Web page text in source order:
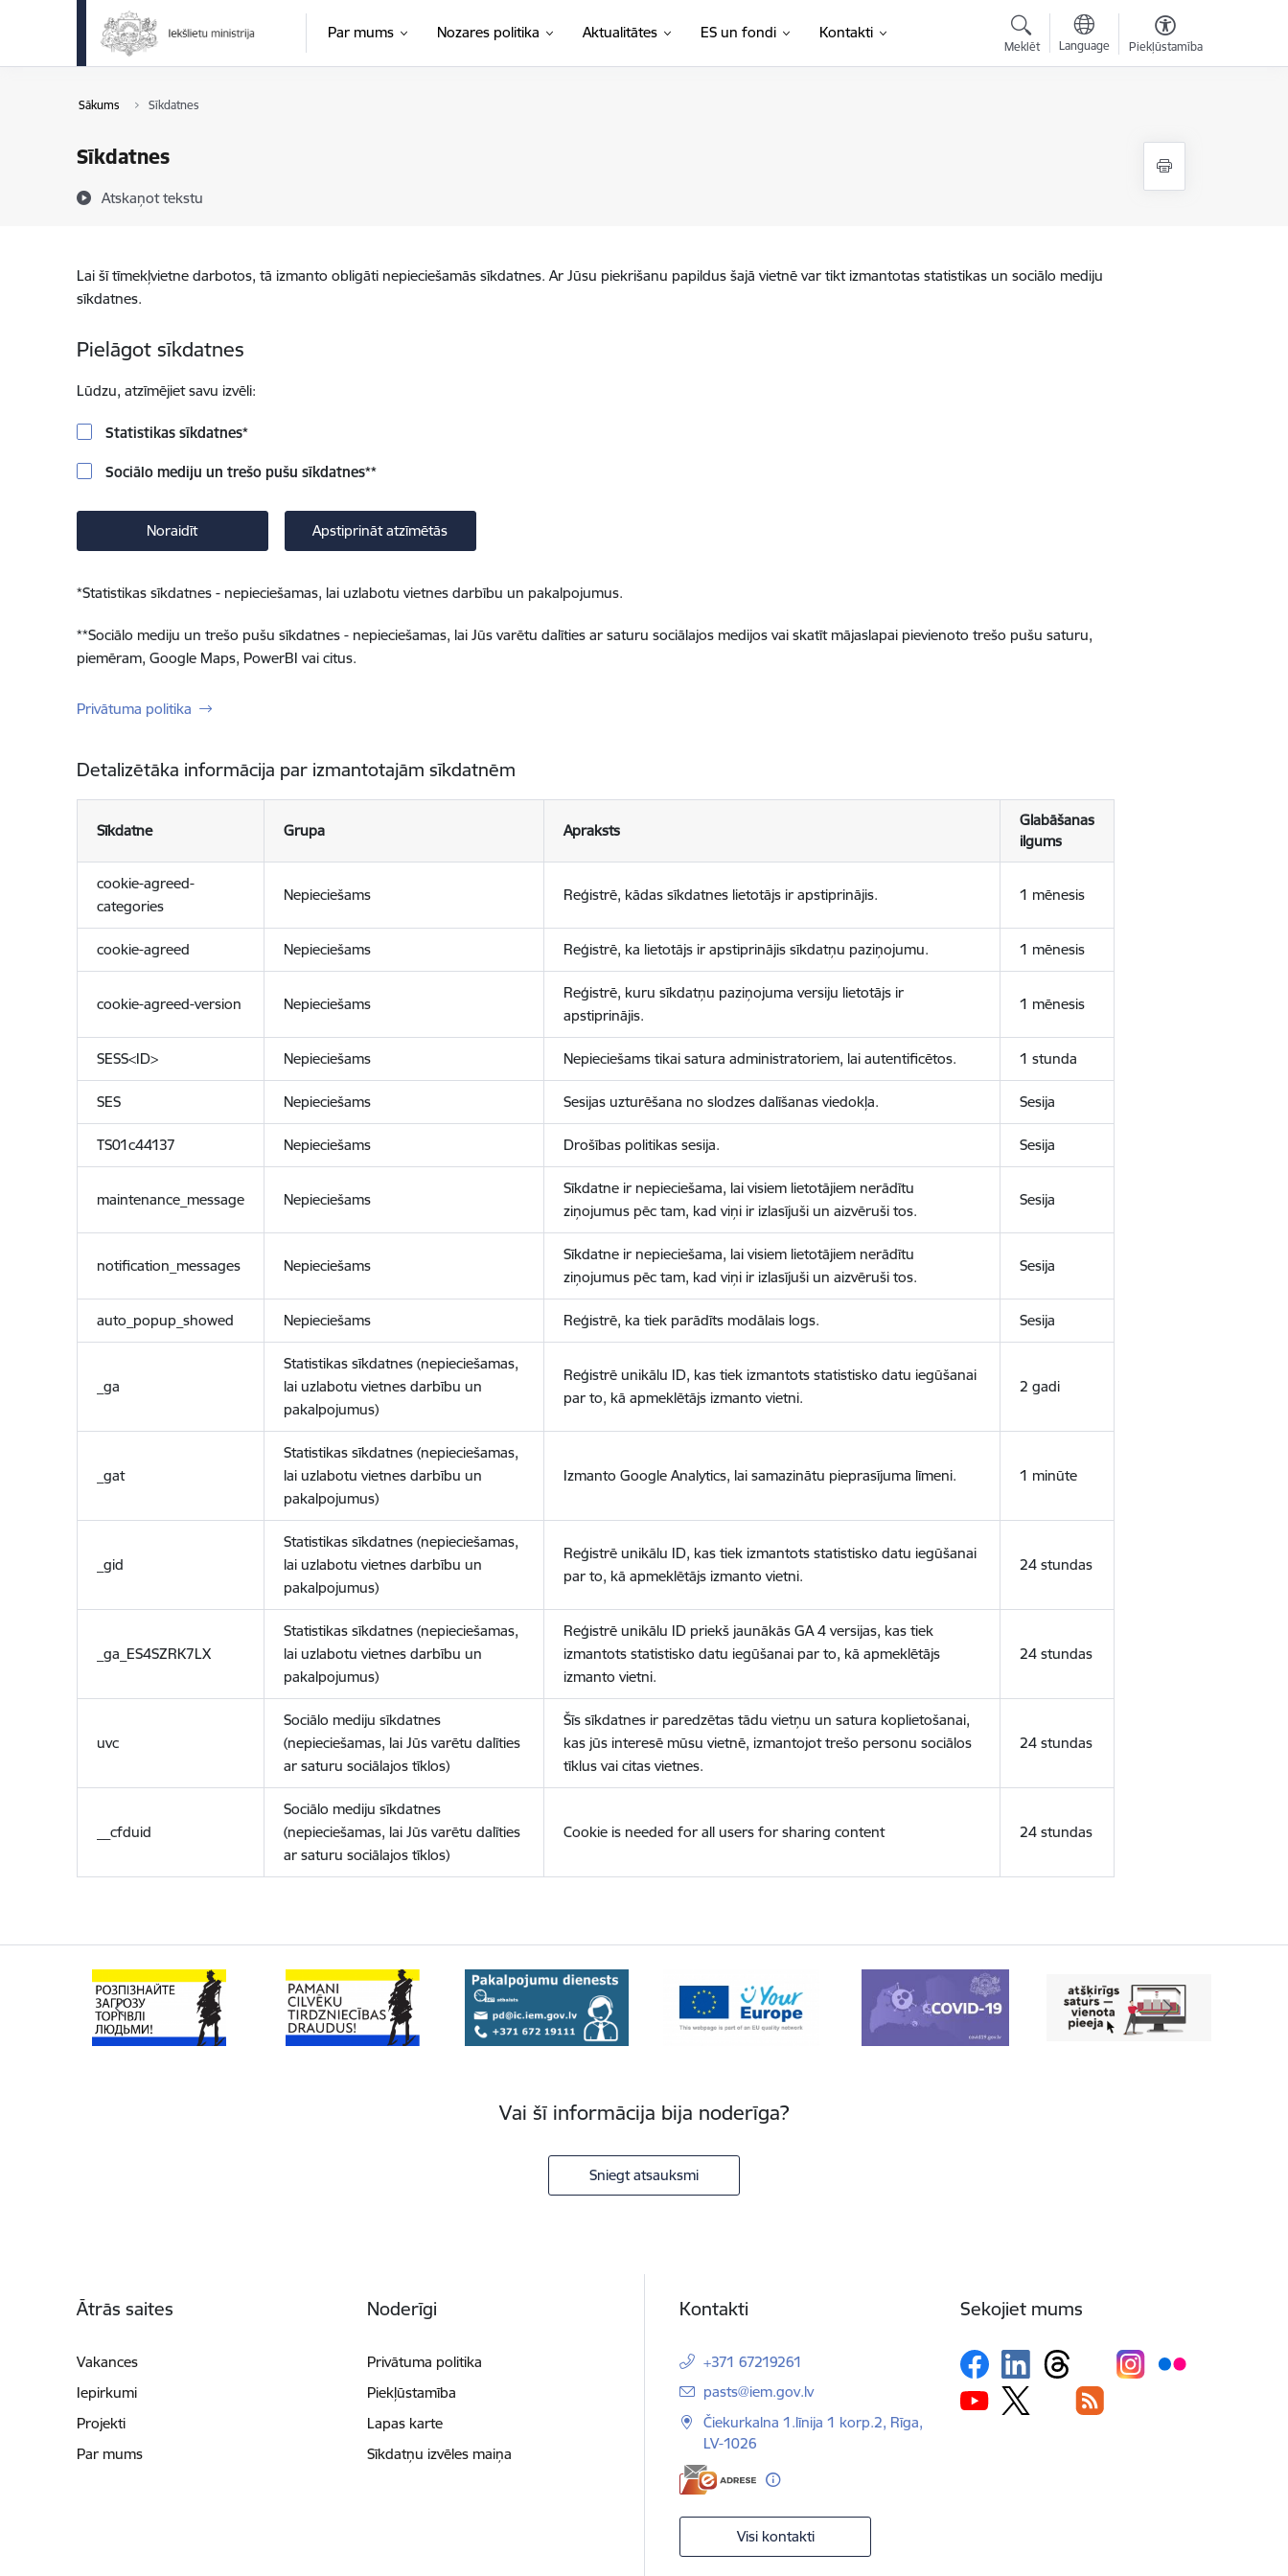
Pāriet uz lapas saturu
Par mums Nozares politika Aktualitātes ES un fondi Kontakti
Meklēt Language Piekļūstamība
Sākums Sīkdatnes
Sīkdatnes
Atskaņot tekstu
Lai šī tīmekļvietne darbotos, tā izmanto obligāti nepieciešamās sīkdatnes. Ar Jūsu piekrišanu papildus šajā vietnē var tikt izmantotas statistikas un sociālo mediju
sīkdatnes.
Pielāgot sīkdatnes
Lūdzu, atzīmējiet savu izvēli:
Statistikas sīkdatnes*
Sociālo mediju un trešo pušu sīkdatnes**
Noraidīt Apstiprināt atzīmētās
*Statistikas sīkdatnes - nepieciešamas, lai uzlabotu vietnes darbību un pakalpojumus.
**Sociālo mediju un trešo pušu sīkdatnes - nepieciešamas, lai Jūs varētu dalīties ar saturu sociālajos medijos vai skatīt mājaslapai pievienoto trešo pušu saturu,
piemēram, Google Maps, PowerBI vai citus.
Privātuma politika
Detalizētāka informācija par izmantotajām sīkdatnēm
Sīkdatne Grupa Apraksts
Glabāšanas
ilgums
cookie-agreed-
categories
Nepieciešams Reģistrē, kādas sīkdatnes lietotājs ir apstiprinājis. 1 mēnesis
cookie-agreed Nepieciešams Reģistrē, ka lietotājs ir apstiprinājis sīkdatņu paziņojumu. 1 mēnesis
cookie-agreed-version Nepieciešams
Reģistrē, kuru sīkdatņu paziņojuma versiju lietotājs ir
apstiprinājis.
1 mēnesis
SESS<ID> Nepieciešams Nepieciešams tikai satura administratoriem, lai autentificētos. 1 stunda
SES Nepieciešams Sesijas uzturēšana no slodzes dalīšanas viedokļa. Sesija
TS01c44137 Nepieciešams Drošības politikas sesija. Sesija
maintenance_message Nepieciešams
Sīkdatne ir nepieciešama, lai visiem lietotājiem nerādītu
ziņojumus pēc tam, kad viņi ir izlasījuši un aizvēruši tos.
Sesija
notification_messages Nepieciešams
Sīkdatne ir nepieciešama, lai visiem lietotājiem nerādītu
ziņojumus pēc tam, kad viņi ir izlasījuši un aizvēruši tos.
Sesija
auto_popup_showed Nepieciešams Reģistrē, ka tiek parādīts modālais logs. Sesija
_ga
Statistikas sīkdatnes (nepieciešamas,
lai uzlabotu vietnes darbību un
pakalpojumus)
Reģistrē unikālu ID, kas tiek izmantots statistisko datu iegūšanai
par to, kā apmeklētājs izmanto vietni.
2 gadi
_gat
Statistikas sīkdatnes (nepieciešamas,
lai uzlabotu vietnes darbību un
pakalpojumus)
Izmanto Google Analytics, lai samazinātu pieprasījuma līmeni. 1 minūte
_gid
Statistikas sīkdatnes (nepieciešamas,
lai uzlabotu vietnes darbību un
pakalpojumus)
Reģistrē unikālu ID, kas tiek izmantots statistisko datu iegūšanai
par to, kā apmeklētājs izmanto vietni.
24 stundas
_ga_ES4SZRK7LX
Statistikas sīkdatnes (nepieciešamas,
lai uzlabotu vietnes darbību un
pakalpojumus)
Reģistrē unikālu ID priekš jaunākās GA 4 versijas, kas tiek
izmantots statistisko datu iegūšanai par to, kā apmeklētājs
izmanto vietni.
24 stundas
uvc
Sociālo mediju sīkdatnes
(nepieciešamas, lai Jūs varētu dalīties
ar saturu sociālajos tīklos)
Šīs sīkdatnes ir paredzētas tādu vietņu un satura koplietošanai,
kas jūs interesē mūsu vietnē, izmantojot trešo personu sociālos
tīklus vai citas vietnes.
24 stundas
__cfduid
Sociālo mediju sīkdatnes
(nepieciešamas, lai Jūs varētu dalīties
ar saturu sociālajos tīklos)
Cookie is needed for all users for sharing content 24 stundas
Vai šī informācija bija noderīga?
Sniegt atsauksmi
Ātrās saites
Vakances
Iepirkumi
Projekti
Par mums
Noderīgi
Privātuma politika
Piekļūstamība
Lapas karte
Sīkdatņu izvēles maiņa
Kontakti
+371 67219261
E-pasts:
pasts@iem.gov.lv
Čiekurkalna 1.līnija 1 korp.2, Rīga,
LV-1026
Visi kontakti
Sekojiet mums